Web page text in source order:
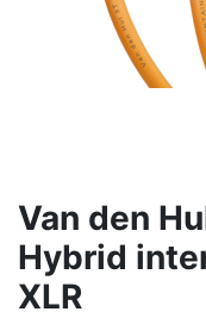
Van den
Hybrid
XLR